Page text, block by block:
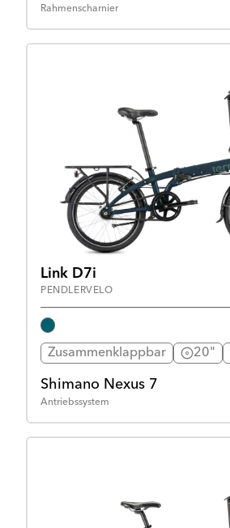
Rahmenscharnier
Link D7i
PENDLERVELO
Zusammenklappbar 20"
Shimano Nexus 7
Antriebssystem